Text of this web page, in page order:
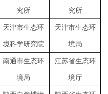
究所 究所
天津市生态环
境科学研究院
天津市生态环
境局
南通市生态环
境局
江苏省生态环
境厅